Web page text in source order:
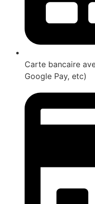
Carte bancaire
Google Pay, etc)